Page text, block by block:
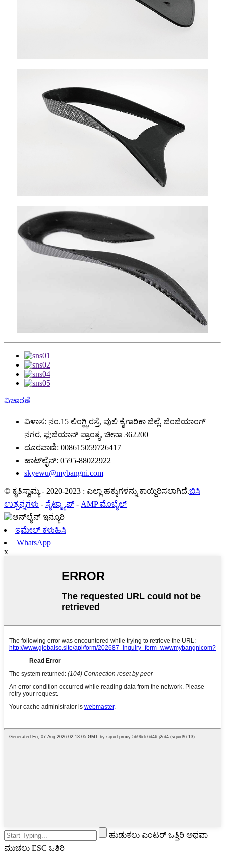
ವಿಚಾರಣೆ
ವಿಳಾಸ: ನಂ.15 ಲಿಂಗ್ಝಿ ರಸ್ತೆ, ವುಲಿ ಕೈಗಾರಿಕಾ ಜಿಲ್ಲೆ, ಜಿಂಜಿಯಾಂಗ್
ನಗರ, ಫುಜಿಯಾನ್ ಪ್ರಾಂತ್ಯ, ಚೀನಾ 362200
ದೂರವಾಣಿ: 008615059726417
ಹಾಟ್‌ಲೈನ್: 0595-88022922
skyewu@mybangni.com
© ಕೃತಿಸ್ವಾಮ್ಯ - 2020-2023 : ಎಲ್ಲಾ ಹಕ್ಕುಗಳನ್ನು ಕಾಯ್ದಿರಿಸಲಾಗಿದೆ.ಬಿಸಿ
ಉತ್ಪನ್ನಗಳು - ಸೈಟ್ಮ್ಯಾಪ್ - AMP ಮೊಬೈಲ್
ಇಮೇಲ್ ಕಳುಹಿಸಿ
WhatsApp
x
ಹುಡುಕಲು ಎಂಟರ್ ಒತ್ತಿರಿ ಅಥವಾ
ಮುಚ್ಚಲು ESC ಒತ್ತಿರಿ